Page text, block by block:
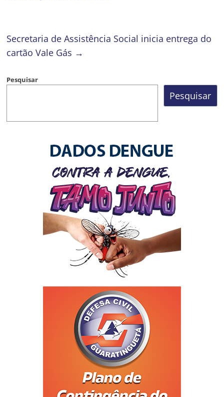
Secretaria de Assistência Social inicia entrega do
cartão Vale Gás →
Pesquisar
Pesquisar